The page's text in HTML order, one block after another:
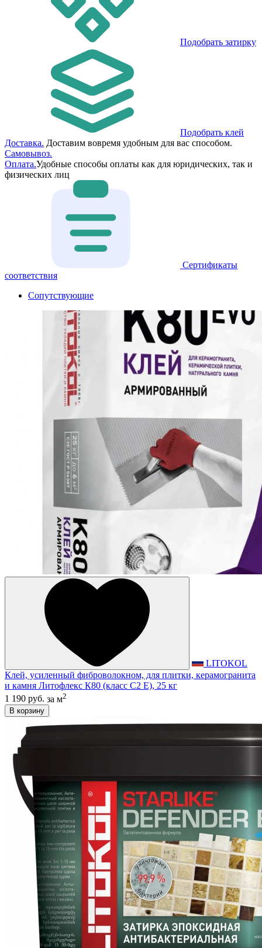
Подобрать затирку
Подобрать клей
Доставка. Доставим вовремя удобным для вас способом.
Самовывоз.
Оплата.Удобные способы оплаты как для юридических, так и
физических лиц
Сертификаты
соответствия
Сопутствующие
LITOKOL
Клей, усиленный фиброволокном, для плитки, керамогранита
и камня Литофлекс К80 (класс С2 E), 25 кг
1 190 руб. за м2
В корзину